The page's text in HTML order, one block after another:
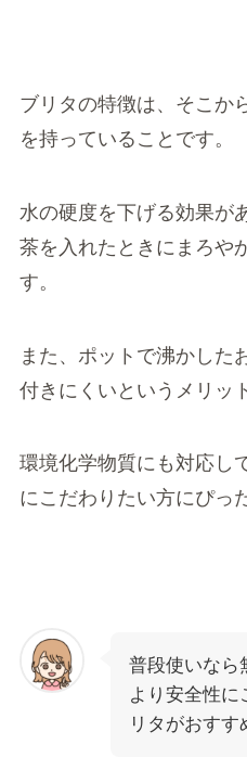
ブリタの特徴は、そこか
を持っていることです。
水の硬度を下げる効果が
茶を入れたときにまろや
す。
また、ポットで沸かした
付きにくいというメリッ
環境化学物質にも対応し
にこだわりたい方にぴっ
普段使いなら
より安全性に
リタがおすす